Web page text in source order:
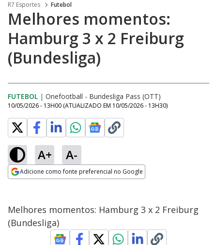
R7 Esportes Futebol
Melhores momentos:
Hamburg 3 x 2 Freiburg
(Bundesliga)
FUTEBOL | Onefootball - Bundesliga Pass (OTT)
10/05/2026 - 13H00 (ATUALIZADO EM 10/05/2026 - 13H30)
A+ A-
Adicione como fonte preferencial no Google
Melhores momentos: Hamburg 3 x 2 Freiburg
(Bundesliga)